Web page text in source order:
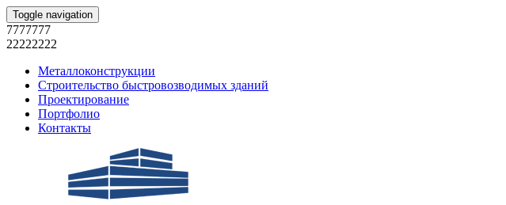
Toggle navigation
7777777
22222222
Металлоконструкции
Строительство быстровозводимых зданий
Проектирование
Портфолио
Контакты